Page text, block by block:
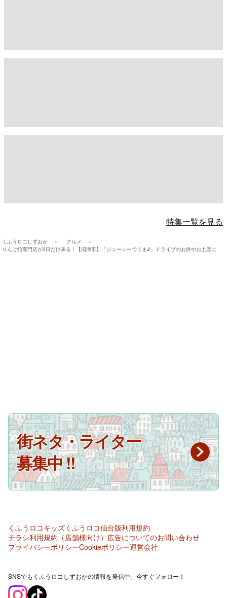
特集一覧を見る
くふうロコしずおか
グルメ
りんご飴専門店が2日だけ来る！【沼津市】「ジューシーでうま♪」ドライブのお供やお土産に
街ネタ・ライター
募集中 !!
くふうロコキッズくふうロコ仙台版利用規約
チラシ利用規約（店舗様向け） 広告についてのお問い合わせ
プライバシーポリシーCookieポリシー運営会社
SNSでもくふうロコしずおかの情報を発信中。今すぐフォロー！